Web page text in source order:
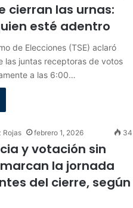
cierran las urnas:
esté adentro
de Elecciones (TSE) aclaró
las juntas receptoras de votos
a las 6:00…
Rojas febrero 1, 2026 34
y votación sin
la jornada
del cierre, según